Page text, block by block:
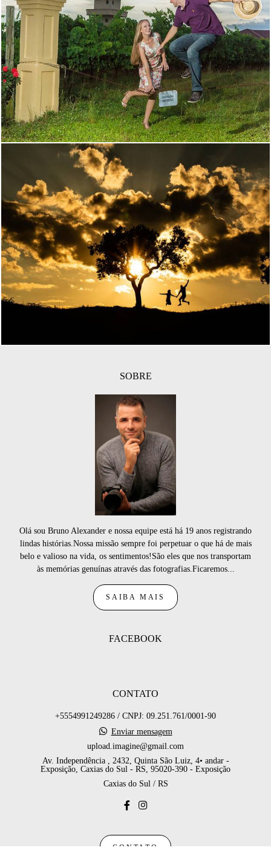
1645 79
2499 18
SOBRE
Olá sou Bruno Alexander e nossa equipe está há 19 anos registrando
lindas histórias.Nossa missão sempre foi perpetuar o que há de mais
belo e valioso na vida, os sentimentos!São eles que nos transportam
às memórias genuínas através das fotografias.Ficaremos...
SAIBA MAIS
FACEBOOK
CONTATO
+5554991249286 / CNPJ: 09.251.761/0001-90
Enviar mensagem
upload.imagine@gmail.com
Av. Independência , 2432, Quinta São Luiz, 4• andar -
Exposição, Caxias do Sul - RS, 95020-390 - Exposição
Caxias do Sul / RS
CONTATO